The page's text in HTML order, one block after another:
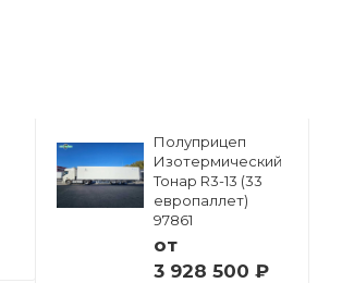
Полуприцеп
Изотермический
Тонар R3-13 (33
европаллет)
97861
от
3 928 500 ₽